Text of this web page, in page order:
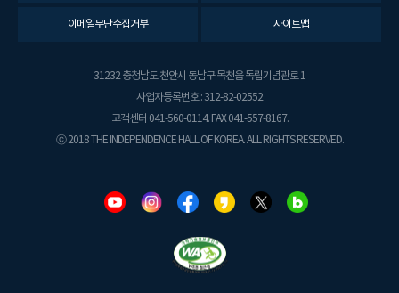
이메일무단수집거부 사이트맵
31232 충청남도 천안시 동남구 목천읍 독립기념관로 1
사업자등록번호 : 312-82-02552
고객센터 041-560-0114. FAX 041-557-8167.
ⓒ 2018 THE INDEPENDENCE HALL OF KOREA. ALL RIGHTS RESERVED.